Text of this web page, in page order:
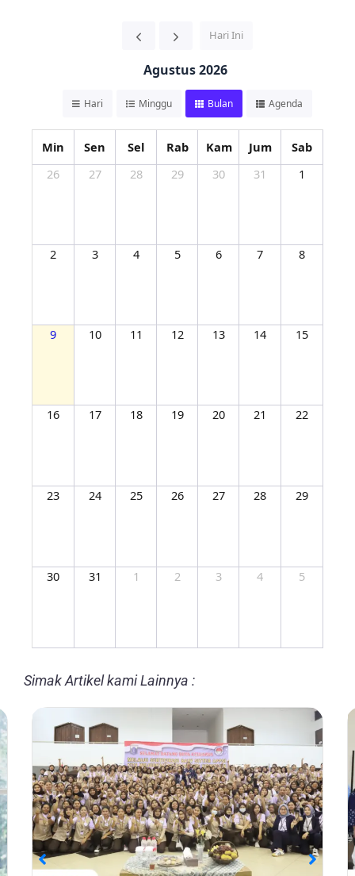
Hari Ini
Agustus 2026
Hari Minggu Bulan Agenda
Min Sen Sel Rab Kam Jum
Sab
26
27 28 29 30 31 1
2 3 4 5 6 7 8
9 10 11 12 13 14 15
16 17 18 19 20 21 22
23 24 25 26 27 28 29
30 31 1 2 3 4 5
Simak Artikel kami Lainnya :